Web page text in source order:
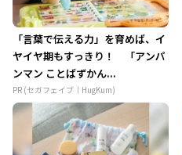
「言葉で伝える力」を育めば、イ
ヤイヤ期もすっきり！ 「アンパ
ンマン ことばずかん...
PR (セガフェイブ｜HugKum)